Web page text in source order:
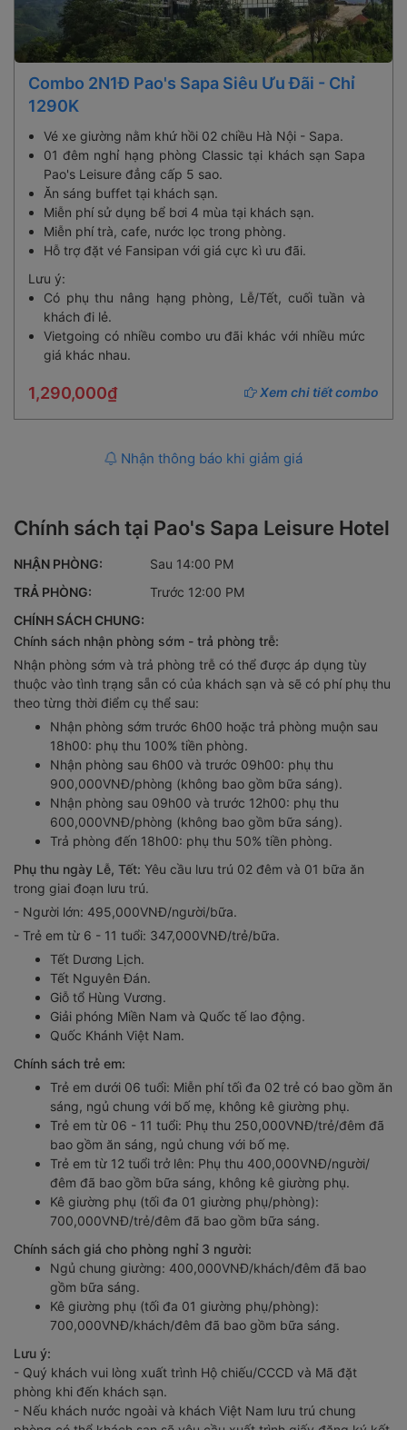
Combo 2N1Đ Pao's Sapa Siêu Ưu Đãi - Chỉ
1290K
Vé xe giường nằm khứ hồi 02 chiều Hà Nội - Sapa.
01 đêm nghỉ hạng phòng Classic tại khách sạn Sapa
Pao's Leisure đẳng cấp 5 sao.
Ăn sáng buffet tại khách sạn.
Miễn phí sử dụng bể bơi 4 mùa tại khách sạn.
Miễn phí trà, cafe, nước lọc trong phòng.
Hỗ trợ đặt vé Fansipan với giá cực kì ưu đãi.
Lưu ý:
Có phụ thu nâng hạng phòng, Lễ/Tết, cuối tuần và
khách đi lẻ.
Vietgoing có nhiều combo ưu đãi khác với nhiều mức
giá khác nhau.
1,290,000₫ Xem chi tiết combo
Nhận thông báo khi giảm giá
Chính sách tại Pao's Sapa Leisure Hotel
NHẬN PHÒNG:
Sau 14:00 PM
TRẢ PHÒNG:
Trước 12:00 PM
CHÍNH SÁCH CHUNG:
Chính sách nhận phòng sớm - trả phòng trễ:
Nhận phòng sớm và trả phòng trễ có thể được áp dụng tùy
thuộc vào tình trạng sẵn có của khách sạn và sẽ có phí phụ thu
theo từng thời điểm cụ thể sau:
Nhận phòng sớm trước 6h00 hoặc trả phòng muộn sau
18h00: phụ thu 100% tiền phòng.
Nhận phòng sau 6h00 và trước 09h00: phụ thu
900,000VNĐ/phòng (không bao gồm bữa sáng).
Nhận phòng sau 09h00 và trước 12h00: phụ thu
600,000VNĐ/phòng (không bao gồm bữa sáng).
Trả phòng đến 18h00: phụ thu 50% tiền phòng.
Phụ thu ngày Lễ, Tết: Yêu cầu lưu trú 02 đêm và 01 bữa ăn
trong giai đoạn lưu trú.
- Người lớn: 495,000VNĐ/người/bữa.
- Trẻ em từ 6 - 11 tuổi: 347,000VNĐ/trẻ/bữa.
Tết Dương Lịch.
Tết Nguyên Đán.
Giỗ tổ Hùng Vương.
Giải phóng Miền Nam và Quốc tế lao động.
Quốc Khánh Việt Nam.
Chính sách trẻ em:
Trẻ em dưới 06 tuổi: Miễn phí tối đa 02 trẻ có bao gồm ăn
sáng, ngủ chung với bố mẹ, không kê giường phụ.
Trẻ em từ 06 - 11 tuổi: Phụ thu 250,000VNĐ/trẻ/đêm đã
bao gồm ăn sáng, ngủ chung với bố mẹ.
Trẻ em từ 12 tuổi trở lên: Phụ thu 400,000VNĐ/người/
đêm đã bao gồm bữa sáng, không kê giường phụ.
Kê giường phụ (tối đa 01 giường phụ/phòng):
700,000VNĐ/trẻ/đêm đã bao gồm bữa sáng.
Chính sách giá cho phòng nghỉ 3 người:
Ngủ chung giường: 400,000VNĐ/khách/đêm đã bao
gồm bữa sáng.
Kê giường phụ (tối đa 01 giường phụ/phòng):
700,000VNĐ/khách/đêm đã bao gồm bữa sáng.
Lưu ý:
- Quý khách vui lòng xuất trình Hộ chiếu/CCCD và Mã đặt
phòng khi đến khách sạn.
- Nếu khách nước ngoài và khách Việt Nam lưu trú chung